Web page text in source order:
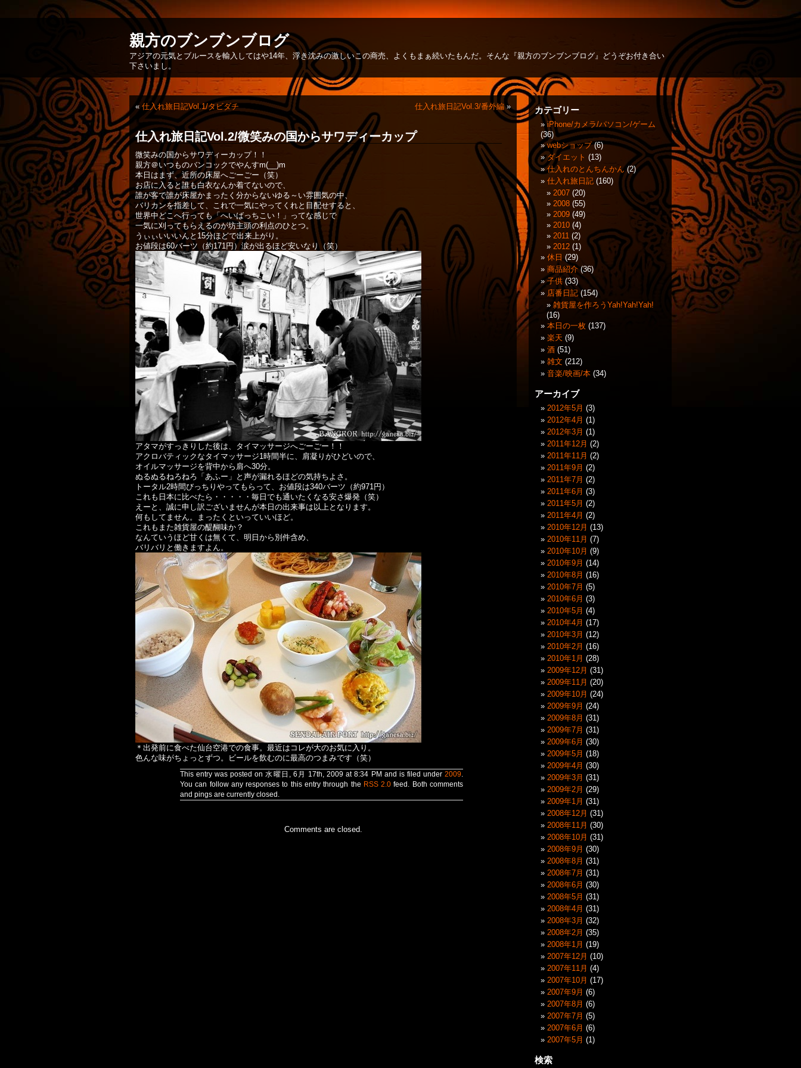
親方のブンブンブログ
アジアの元気とブルースを輸入してはや14年、浮き沈みの激しいこの商売、よくもまぁ続いたもんだ。そんな『親方のブンブンブログ』どうぞお付き合い
下さいまし。
«仕入れ旅日記Vol.1/タビダチ 仕入れ旅日記Vol.3/番外編»
仕入れ旅日記Vol.2/微笑みの国からサワディーカップ
微笑みの国からサワディーカップ！！
親方＠いつものバンコックでやんすm(__)m
本日はまず、近所の床屋へごーごー（笑）
お店に入ると誰も白衣なんか着てないので、
誰が客で誰が床屋かまったく分からないゆる～い雰囲気の中、
バリカンを指差して、これで一気にやってくれと目配せすると、
世界中どこへ行っても「へいばっちこい！」ってな感じで
一気に刈ってもらえるのが坊主頭の利点のひとつ。
うぃぃいいいんと15分ほどで出来上がり。
お値段は60バーツ（約171円）涙が出るほど安いなり（笑）
アタマがすっきりした後は、タイマッサージへごーごー！！
アクロバティックなタイマッサージ1時間半に、肩凝りがひどいので、
オイルマッサージを背中から肩へ30分。
ぬるぬるねろねろ「あふー」と声が漏れるほどの気持ちよさ。
トータル2時間びっちりやってもらって、お値段は340バーツ（約971円）
これも日本に比べたら・・・・・毎日でも通いたくなる安さ爆発（笑）
えーと、誠に申し訳ございませんが本日の出来事は以上となります。
何もしてません。まったくといっていいほど。
これもまた雑貨屋の醍醐味か？
なんていうほど甘くは無くて、明日から別件含め、
バリバリと働きますよん。
＊出発前に食べた仙台空港での食事。最近はコレが大のお気に入り。
色んな味がちょっとずつ。ビールを飲むのに最高のつまみです（笑）
This entry was posted on 水曜日, 6月 17th, 2009 at 8:34 PM and is filed under 2009
You can follow any responses to this entry through the RSS 2.0 feed. Both comments
and pings are currently closed.
Comments are closed.
カテゴリー
iPhone/カメラ/パソコン/ゲーム
(36)
webショップ(6)
ダイエット (13)
仕入れのとんちんかん(2)
仕入れ旅日記 (160)
2007 (20)
2008 (55)
2009 (49)
2010 (4)
2011 (2)
2012 (1)
休日 (29)
商品紹介(36)
子供 (33)
店番日記(154)
雑貨屋を作ろうYah!Yah!Yah!
(16)
本日の一枚 (137)
楽天 (9)
酒 (51)
雑文 (212)
音楽/映画/本 (34)
アーカイブ
2012年5月 (3)
2012年4月 (1)
2012年3月 (1)
2011年12月 (2)
2011年11月 (2)
2011年9月 (2)
2011年7月 (2)
2011年6月 (3)
2011年5月 (2)
2011年4月 (2)
2010年12月 (13)
2010年11月 (7)
2010年10月 (9)
2010年9月 (14)
2010年8月 (16)
2010年7月 (5)
2010年6月 (3)
2010年5月 (4)
2010年4月 (17)
2010年3月 (12)
2010年2月 (16)
2010年1月 (28)
2009年12月 (31)
2009年11月 (20)
2009年10月 (24)
2009年9月 (24)
2009年8月 (31)
2009年7月 (31)
2009年6月 (30)
2009年5月 (18)
2009年4月 (30)
2009年3月 (31)
2009年2月 (29)
2009年1月 (31)
2008年12月 (31)
2008年11月 (30)
2008年10月 (31)
2008年9月 (30)
2008年8月 (31)
2008年7月 (31)
2008年6月 (30)
2008年5月 (31)
2008年4月 (31)
2008年3月 (32)
2008年2月 (35)
2008年1月 (19)
2007年12月 (10)
2007年11月 (4)
2007年10月 (17)
2007年9月 (6)
2007年8月 (6)
2007年7月 (5)
2007年6月 (6)
2007年5月 (1)
検索